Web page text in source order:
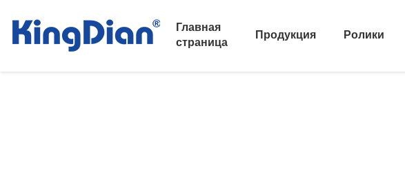
Главная
страница
Продукция Ролики